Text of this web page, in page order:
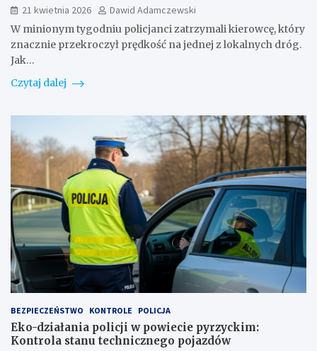
21 kwietnia 2026
Dawid Adamczewski
W minionym tygodniu policjanci zatrzymali kierowcę, który
znacznie przekroczył prędkość na jednej z lokalnych dróg.
Jak…
Czytaj dalej
BEZPIECZEŃSTWO KONTROLE POLICJA
Eko-działania policji w powiecie pyrzyckim:
Kontrola stanu technicznego pojazdów